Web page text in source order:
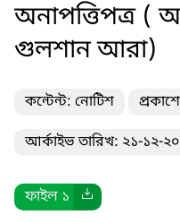
অনাপত্তিপত্র (
গুলশান আরা)
কন্টেন্ট: নোটিশ
আর্কাইভ তারিখ: ২১-১২-
ফাইল ১